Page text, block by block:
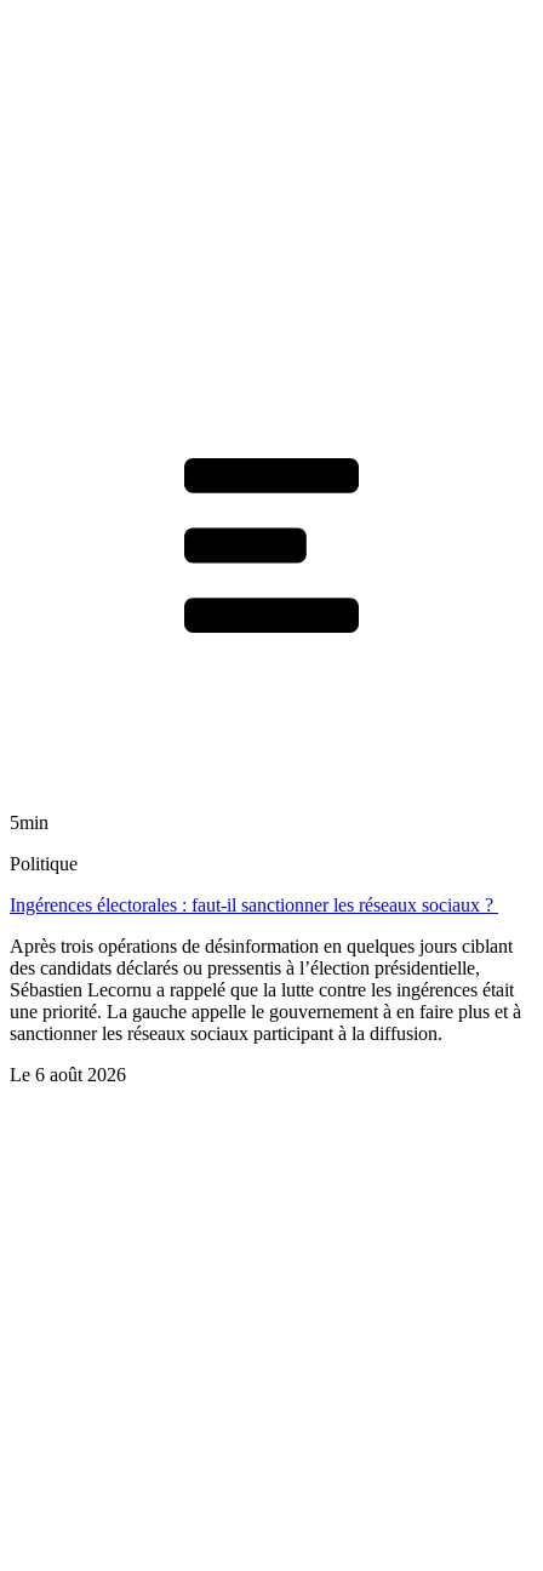
5min
Politique
Ingérences électorales : faut-il sanctionner les réseaux sociaux ?
Après trois opérations de désinformation en quelques jours ciblant
des candidats déclarés ou pressentis à l’élection présidentielle,
Sébastien Lecornu a rappelé que la lutte contre les ingérences était
une priorité. La gauche appelle le gouvernement à en faire plus et à
sanctionner les réseaux sociaux participant à la diffusion.
Le 6 août 2026